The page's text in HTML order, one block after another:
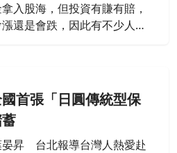
入股海，但投資有賺有賠，
還是會跌，因此有不少人會
大不同，男生大多會盯盤、
存或定期定額，文章曝光
首張「日圓傳統型保
昇 台北報導台灣人熱愛赴